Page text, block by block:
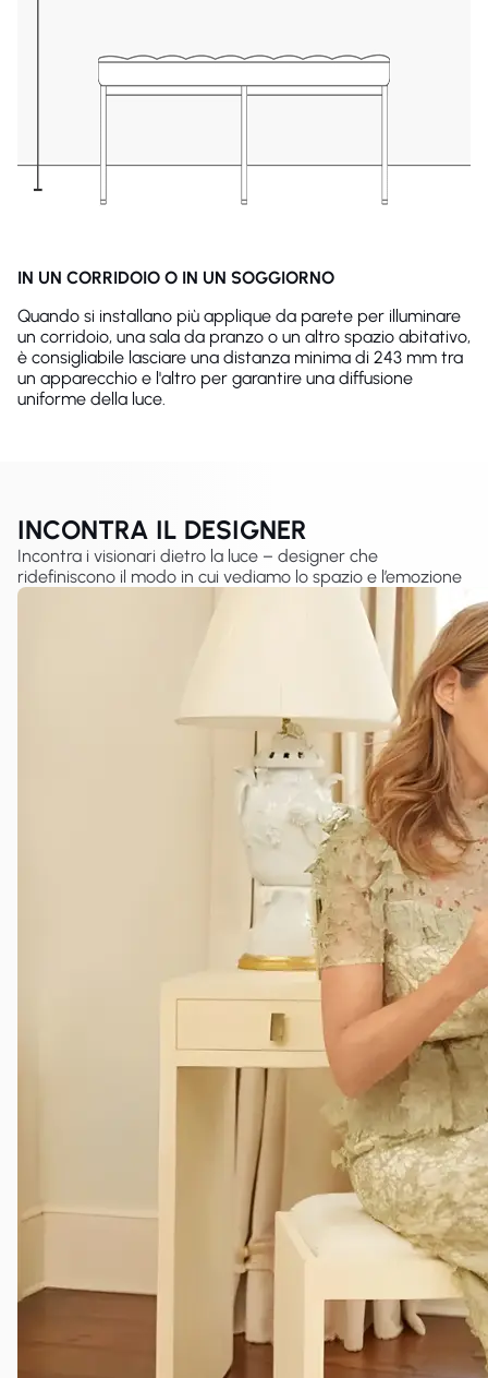
IN UN CORRIDOIO O IN UN SOGGIORNO
Quando si installano più applique da parete per illuminare
un corridoio, una sala da pranzo o un altro spazio abitativo,
è consigliabile lasciare una distanza minima di 243 mm tra
un apparecchio e l'altro per garantire una diffusione
uniforme della luce.
INCONTRA IL DESIGNER
Incontra i visionari dietro la luce – designer che
ridefiniscono il modo in cui vediamo lo spazio e l’emozione